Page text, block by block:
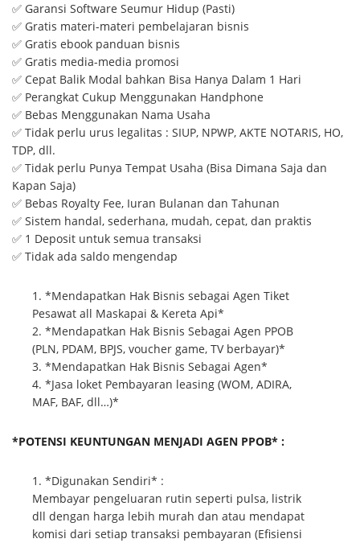
✅ Garansi Software Seumur Hidup (Pasti)
✅ Gratis materi-materi pembelajaran bisnis
✅ Gratis ebook panduan bisnis
✅ Gratis media-media promosi
✅ Cepat Balik Modal bahkan Bisa Hanya Dalam 1 Hari
✅ Perangkat Cukup Menggunakan Handphone
✅ Bebas Menggunakan Nama Usaha
✅ Tidak perlu urus legalitas : SIUP, NPWP, AKTE NOTARIS, HO,
TDP, dll.
✅ Tidak perlu Punya Tempat Usaha (Bisa Dimana Saja dan
Kapan Saja)
✅ Bebas Royalty Fee, Iuran Bulanan dan Tahunan
✅ Sistem handal, sederhana, mudah, cepat, dan praktis
✅ 1 Deposit untuk semua transaksi
✅ Tidak ada saldo mengendap
*Mendapatkan Hak Bisnis sebagai Agen Tiket
Pesawat all Maskapai & Kereta Api*
*Mendapatkan Hak Bisnis Sebagai Agen PPOB
(PLN, PDAM, BPJS, voucher game, TV berbayar)*
*Mendapatkan Hak Bisnis Sebagai Agen*
*Jasa loket Pembayaran leasing (WOM, ADIRA,
MAF, BAF, dll…)*
*POTENSI KEUNTUNGAN MENJADI AGEN PPOB* :
*Digunakan Sendiri* :
Membayar pengeluaran rutin seperti pulsa, listrik
dll dengan harga lebih murah dan atau mendapat
komisi dari setiap transaksi pembayaran (Efisiensi